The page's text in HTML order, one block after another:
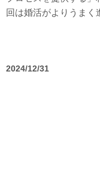
回は婚活がよりうま
2024/12/31